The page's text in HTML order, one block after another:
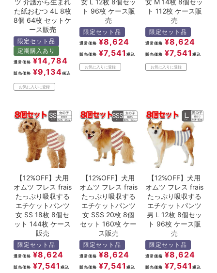
た紙おむつ 4L 8枚
8個 64枚 セットケ
ース販売
限定セット品
定期購入あり
通常価格 ¥14,784
販売価格 ¥9,134税込
お気に入りに登録
ト 96枚 ケース販
売
限定セット品
通常価格 ¥8,624
販売価格 ¥7,541 税込
お気に入りに登録
ト 112枚 ケース販
売
限定セット品
通常価格 ¥8,624
販売価格 ¥7,541 税込
お気に入りに登録
【12%OFF】犬用
オムツ フレス frais
たっぷり吸収する
エチケットパンツ
女 SS 18枚 8個セ
ット 144枚 ケース
販売
限定セット品
通常価格 ¥8,624
販売価格 ¥7,541 税込
【12%OFF】犬用
オムツ フレス frais
たっぷり吸収する
エチケットパンツ
女 SSS 20枚 8個
セット 160枚 ケー
ス販売
限定セット品
通常価格 ¥8,624
販売価格 ¥7,541 税込
【12%OFF】犬用
オムツ フレス frais
たっぷり吸収する
エチケットパンツ
男 L 12枚 8個セッ
ト 96枚 ケース販
売
限定セット品
通常価格 ¥8,624
販売価格 ¥7,541 税込